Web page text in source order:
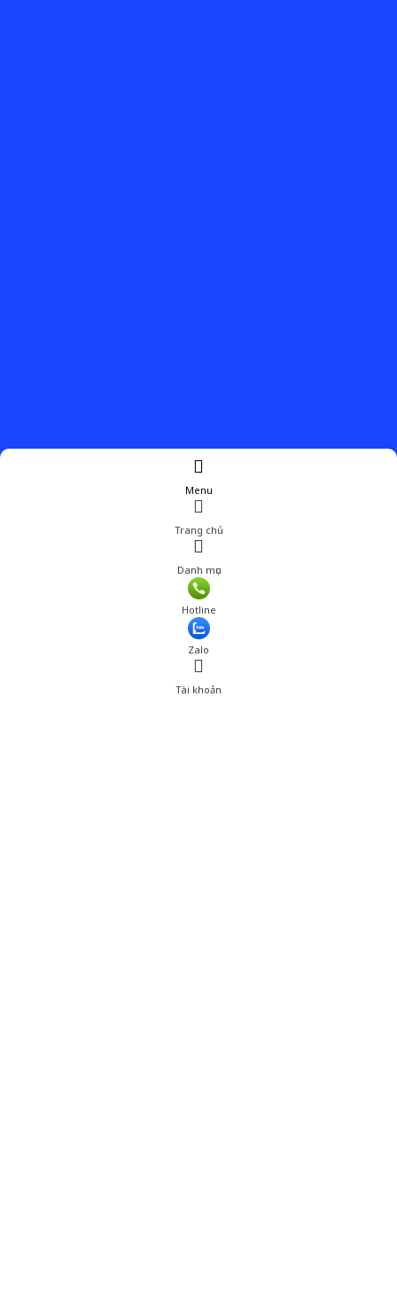
Menu
Trang chủ
Danh mục
Hotline
Zalo
Tài khoản